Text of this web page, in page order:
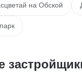
на Обской